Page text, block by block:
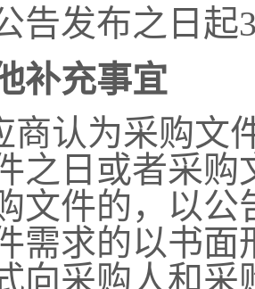
告发布之日起
补充事宜
认为采购文
之日或者采
文件的，以公
需求的以书
向采购人和